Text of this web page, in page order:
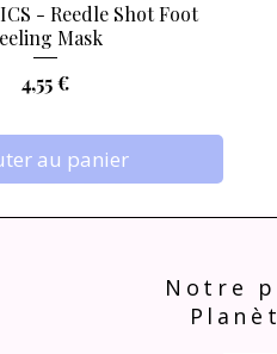
rapide
- Reedle Shot Foot
Mask
Prix
4,55 €
au panier
Notre